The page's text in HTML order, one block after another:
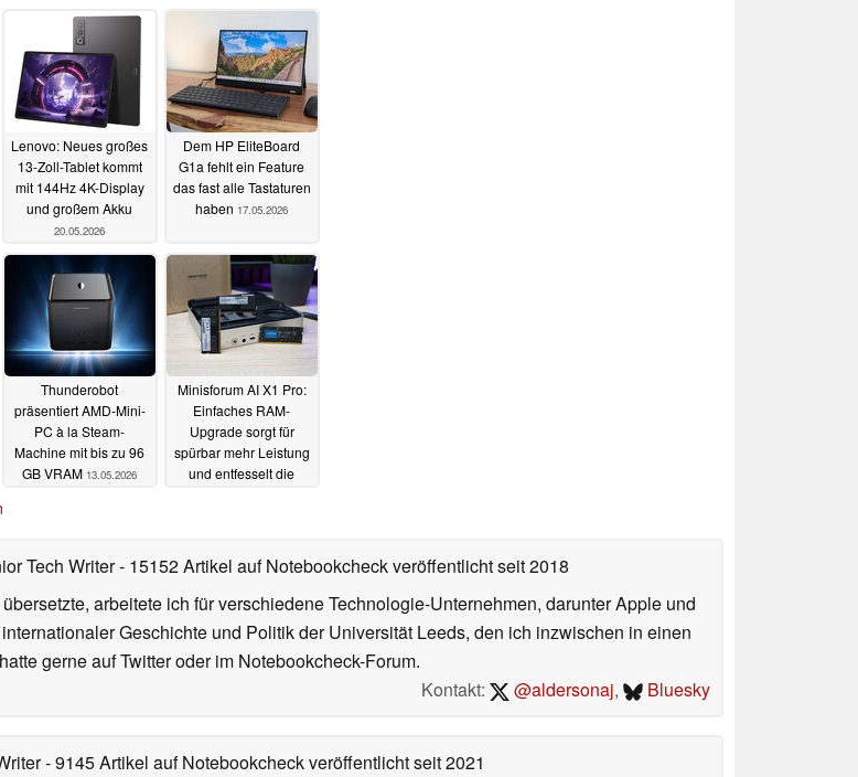
Lenovo: Neues großes
13-Zoll-Tablet kommt
mit 144Hz 4K-Display
und großem Akku
20.05.2026
Dem HP EliteBoard
G1a fehlt ein Feature
das fast alle Tastaturen
haben 17.05.2026
Thunderobot
präsentiert AMD-Mini-
PC à la Steam-
Machine mit bis zu 96
GB VRAM 13.05.2026
Minisforum AI X1 Pro:
Einfaches RAM-
Upgrade sorgt für
spürbar mehr Leistung
und entfesselt die
Tech Writer- 15152 Artikel auf Notebookcheck veröffentlichtseit 2018
arbeitete ich für verschiedene Technologie-Unternehmen, darunter Apple und
Geschichte und Politik der Universität Leeds, den ich inzwischen in einen
gerne auf Twitter oder im Notebookcheck-Forum.
Kontakt:
@aldersonaj, Bluesky
- 9145 Artikel auf Notebookcheck veröffentlichtseit 2021